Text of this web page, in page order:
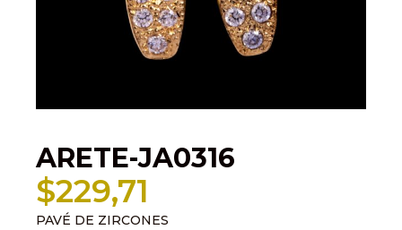
ARETE-JA0316
$229,71
PAVÉ DE ZIRCONES